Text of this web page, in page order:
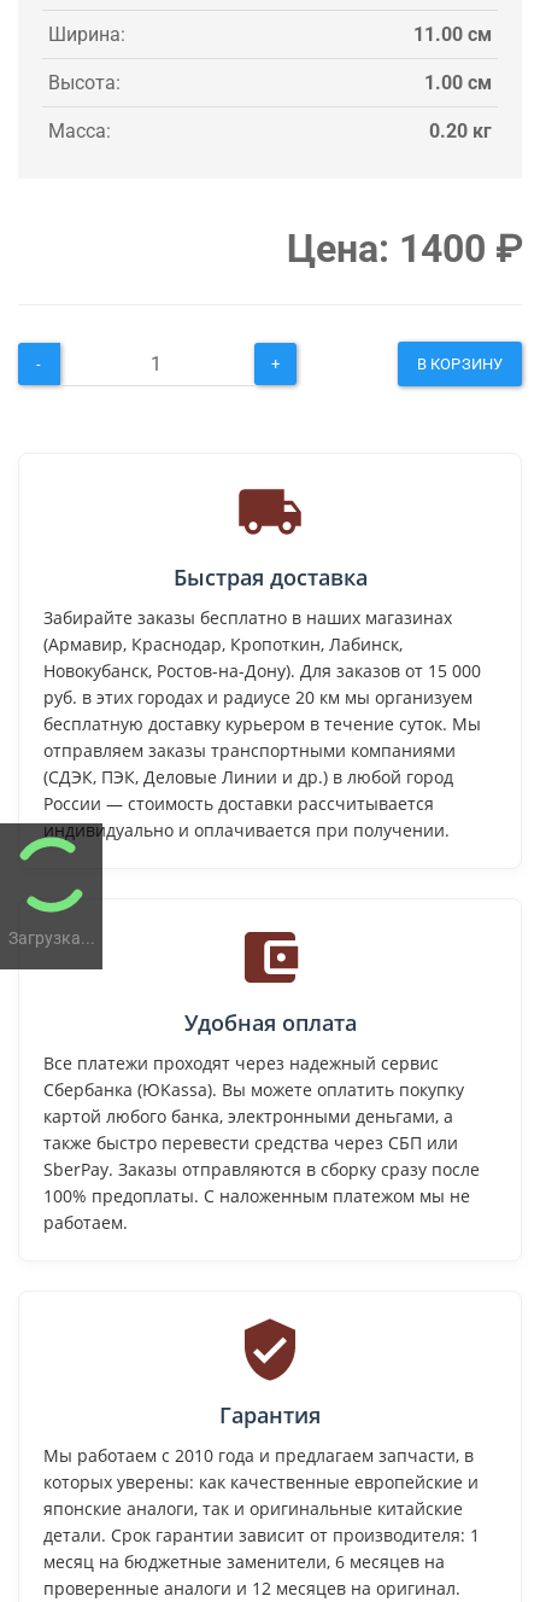
Загрузка...
Ширина: 11.00 см
Высота: 1.00 см
Масса: 0.20 кг
Цена: 1400 ₽
- + В КОРЗИНУ
Быстрая доставка
Забирайте заказы бесплатно в наших магазинах
(Армавир, Краснодар, Кропоткин, Лабинск,
Новокубанск, Ростов-на-Дону). Для заказов от 15 000
руб. в этих городах и радиусе 20 км мы организуем
бесплатную доставку курьером в течение суток. Мы
отправляем заказы транспортными компаниями
(СДЭК, ПЭК, Деловые Линии и др.) в любой город
России — стоимость доставки рассчитывается
индивидуально и оплачивается при получении.
Удобная оплата
Все платежи проходят через надежный сервис
Сбербанка (ЮKassa). Вы можете оплатить покупку
картой любого банка, электронными деньгами, а
также быстро перевести средства через СБП или
SberPay. Заказы отправляются в сборку сразу после
100% предоплаты. С наложенным платежом мы не
работаем.
Гарантия
Мы работаем с 2010 года и предлагаем запчасти, в
которых уверены: как качественные европейские и
японские аналоги, так и оригинальные китайские
детали. Срок гарантии зависит от производителя: 1
месяц на бюджетные заменители, 6 месяцев на
проверенные аналоги и 12 месяцев на оригинал.